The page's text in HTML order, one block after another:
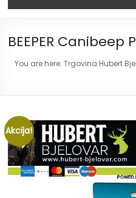
BEEPER Canibeep
You are here: Trgovina Hubert
Akcija!